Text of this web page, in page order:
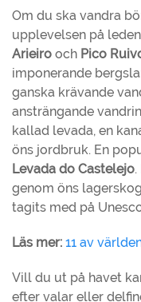
Om du ska vandra
upplevelsen på
Arieiro och Pico
imponerande
ganska krävande
ansträngande
kallad levada, en
öns jordbruk. En
Levada do Castelejo
genom öns
tagits med på
Läs mer: 11 av
Vill du ut på havet
efter valar eller